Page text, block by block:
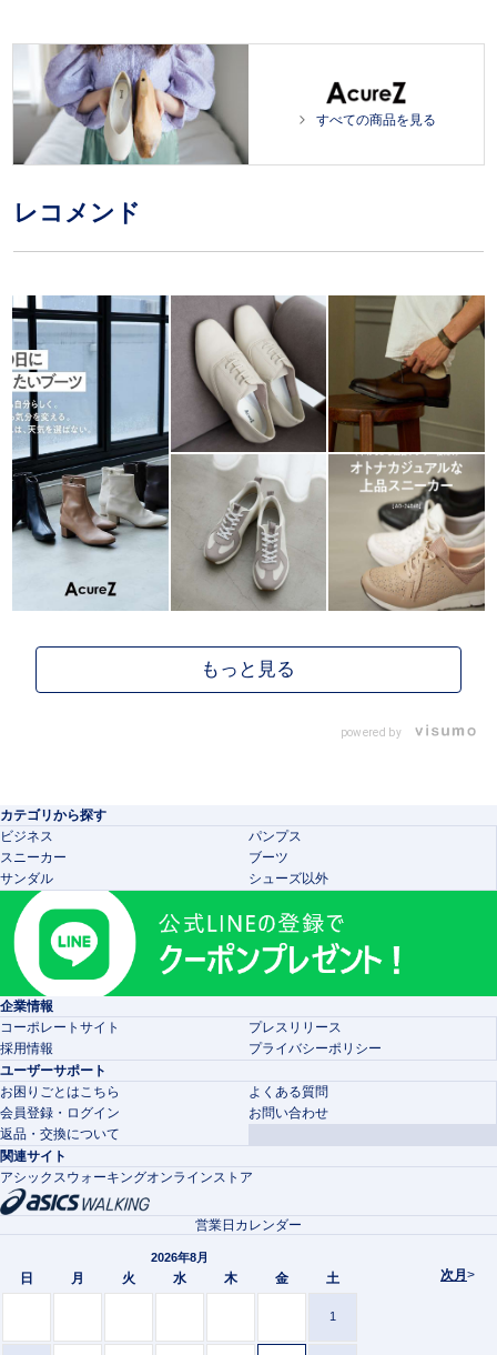
すべての商品を見る
レコメンド
powered by
カテゴリから探す
ビジネス
パンプス
スニーカー
ブーツ
サンダル
シューズ以外
企業情報
コーポレートサイト
プレスリリース
採用情報
プライバシーポリシー
ユーザーサポート
お困りごとはこちら
よくある質問
会員登録・ログイン
お問い合わせ
返品・交換について
関連サイト
アシックスウォーキングオンラインストア
次月 >
営業日カレンダー
2026年8月
日 月 火 水 木 金 土
1